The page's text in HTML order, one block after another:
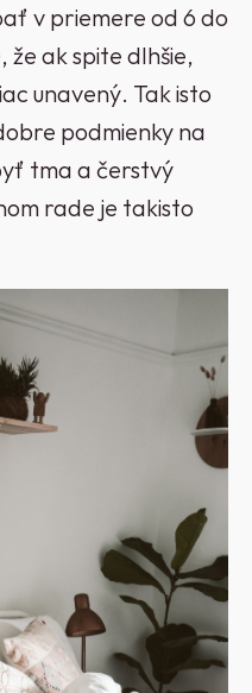
v priemere od 6 do
že ak spite dlhšie,
unavený. Tak isto
podmienky na
tma a čerstvý
rade je takisto